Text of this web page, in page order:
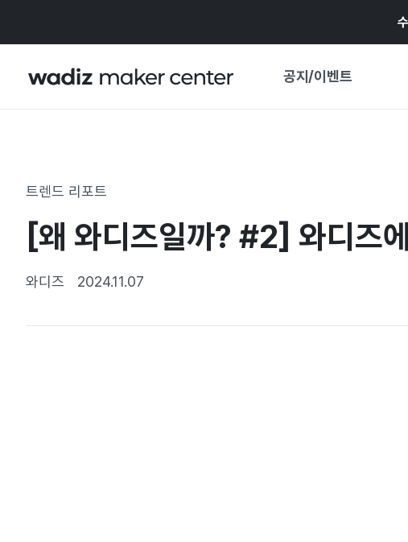
공지/이벤트
기획전 캘린더
트렌드 리포트
[왜 와디즈일까? #2] 와디즈
와디즈 2024.11.07